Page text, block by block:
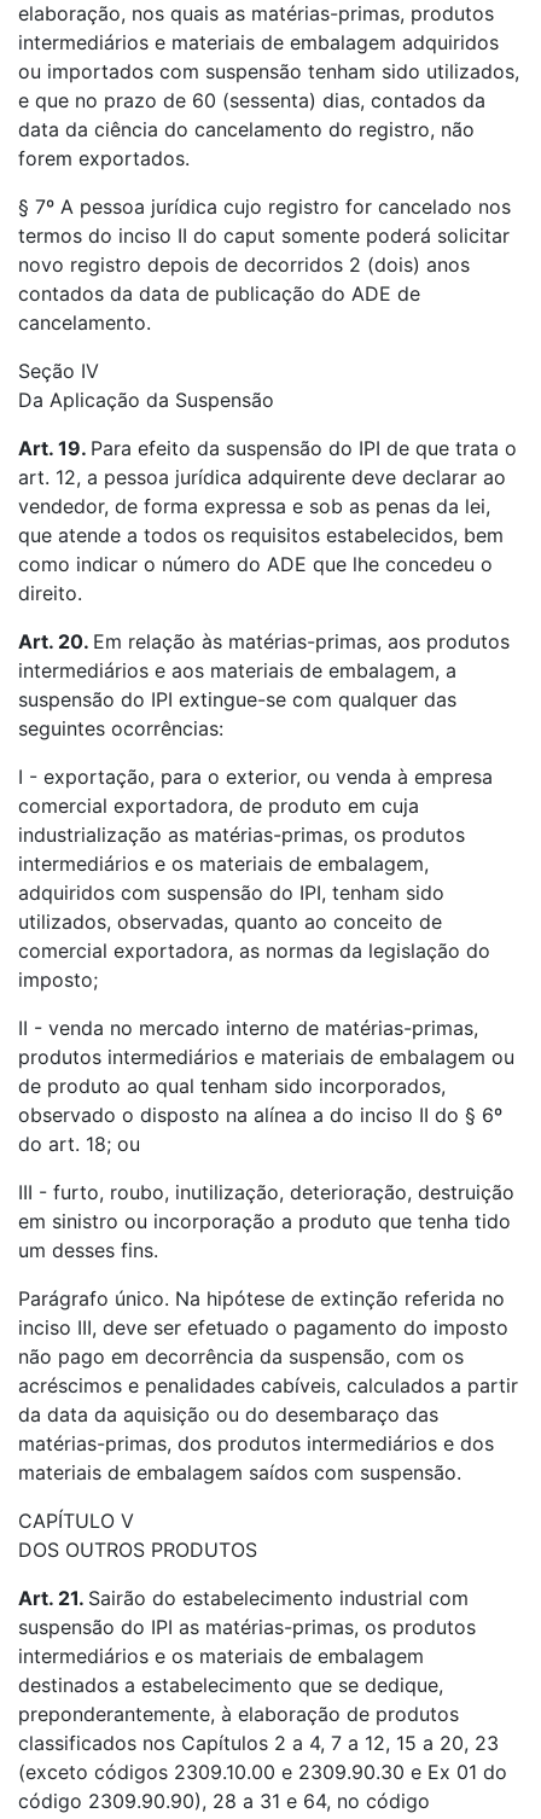
elaboração, nos quais as matérias-primas, produtos
intermediários e materiais de embalagem adquiridos
ou importados com suspensão tenham sido utilizados,
e que no prazo de 60 (sessenta) dias, contados da
data da ciência do cancelamento do registro, não
forem exportados.
§ 7º A pessoa jurídica cujo registro for cancelado nos
termos do inciso II do caput somente poderá solicitar
novo registro depois de decorridos 2 (dois) anos
contados da data de publicação do ADE de
cancelamento.
Seção IV
Da Aplicação da Suspensão
Art. 19. Para efeito da suspensão do IPI de que trata o
art. 12, a pessoa jurídica adquirente deve declarar ao
vendedor, de forma expressa e sob as penas da lei,
que atende a todos os requisitos estabelecidos, bem
como indicar o número do ADE que lhe concedeu o
direito.
Art. 20. Em relação às matérias-primas, aos produtos
intermediários e aos materiais de embalagem, a
suspensão do IPI extingue-se com qualquer das
seguintes ocorrências:
I - exportação, para o exterior, ou venda à empresa
comercial exportadora, de produto em cuja
industrialização as matérias-primas, os produtos
intermediários e os materiais de embalagem,
adquiridos com suspensão do IPI, tenham sido
utilizados, observadas, quanto ao conceito de
comercial exportadora, as normas da legislação do
imposto;
II - venda no mercado interno de matérias-primas,
produtos intermediários e materiais de embalagem ou
de produto ao qual tenham sido incorporados,
observado o disposto na alínea a do inciso II do § 6º
do art. 18; ou
III - furto, roubo, inutilização, deterioração, destruição
em sinistro ou incorporação a produto que tenha tido
um desses fins.
Parágrafo único. Na hipótese de extinção referida no
inciso III, deve ser efetuado o pagamento do imposto
não pago em decorrência da suspensão, com os
acréscimos e penalidades cabíveis, calculados a partir
da data da aquisição ou do desembaraço das
matérias-primas, dos produtos intermediários e dos
materiais de embalagem saídos com suspensão.
CAPÍTULO V
DOS OUTROS PRODUTOS
Art. 21. Sairão do estabelecimento industrial com
suspensão do IPI as matérias-primas, os produtos
intermediários e os materiais de embalagem
destinados a estabelecimento que se dedique,
preponderantemente, à elaboração de produtos
classificados nos Capítulos 2 a 4, 7 a 12, 15 a 20, 23
(exceto códigos 2309.10.00 e 2309.90.30 e Ex 01 do
código 2309.90.90), 28 a 31 e 64, no código